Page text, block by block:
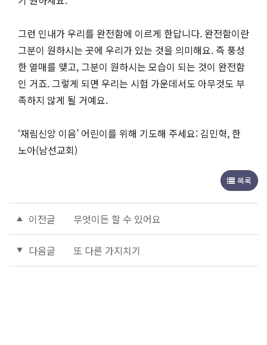
그런 인내가 우리를 완전함에 이르게 한답니다. 완전함이란
그분이 원하시는 곳에 우리가 있는 것을 의미해요. 즉 풍성
한 열매를 맺고, 그분이 원하시는 모습이 되는 것이 완전함
인 거죠. 그렇게 되면 우리는 시험 가운데서도 아무것도 부
족하지 않게 될 거예요.
‘재림신앙 이음’ 어린이를 위해 기도해 주세요: 김민혁, 한
노아(남선교회)
목록
이전글 무엇이든 할 수 있어요
다음글 또 다른 가지치기